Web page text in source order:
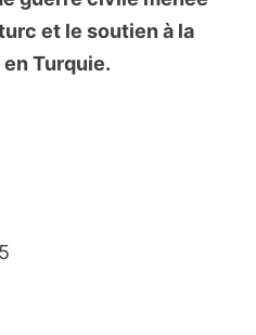
et le soutien à la
Turquie.